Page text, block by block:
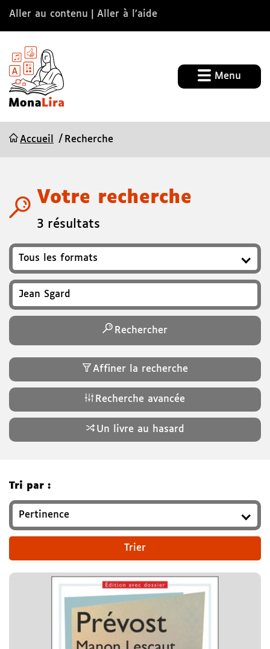
Aller au contenu Aller à l’aide
Menu
Accueil Recherche
Votre recherche
3 résultats
Format
Recherchez un titre, auteur, ISBN, genre…
Rechercher
Affiner la recherche
Recherche avancée
Un livre au hasard
Tri par :